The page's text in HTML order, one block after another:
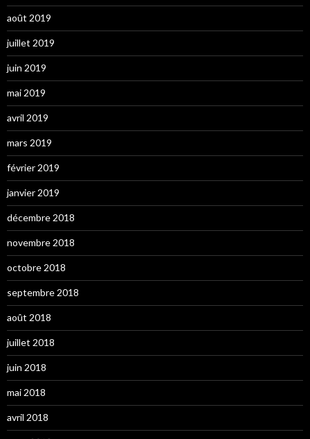
août 2019
juillet 2019
juin 2019
mai 2019
avril 2019
mars 2019
février 2019
janvier 2019
décembre 2018
novembre 2018
octobre 2018
septembre 2018
août 2018
juillet 2018
juin 2018
mai 2018
avril 2018